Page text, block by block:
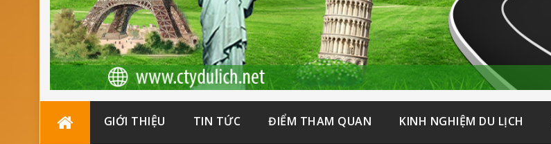
GIỚI THIỆU TIN TỨC ĐIỂM THAM QUAN KINH NGHIỆM DU LỊCH